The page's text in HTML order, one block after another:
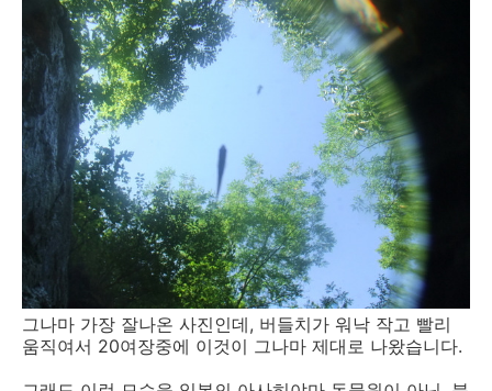
그나마 가장 잘나온 사진인데, 버들치가 워낙 작고 빨리
움직여서 20여장중에 이것이 그나마 제대로 나왔습니다.